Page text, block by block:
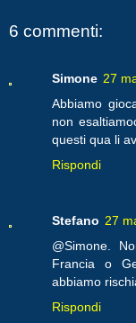
6 commenti:
Simone 27
Abbiamo
non
questi qua li
Rispondi
Stefano 27
@Simone.
Francia o
abbiamo
Rispondi